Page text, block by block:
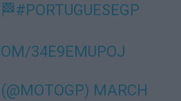
#PORTUGUESEGP
34E9EMUPOJ
MARCH